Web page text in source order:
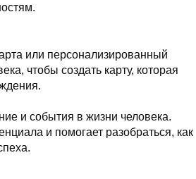
или персонализированный
чтобы создать карту, которая
и события в жизни человека.
и помогает разобраться, как